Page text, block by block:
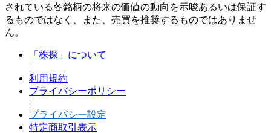
されている各銘柄の将来の価値の動向を示唆あるいは保証す
るものではなく、また、売買を推奨するものではありませ
ん。
「株探」について
|
利用規約
プライバシーポリシー
|
プライバシー設定
特定商取引表示